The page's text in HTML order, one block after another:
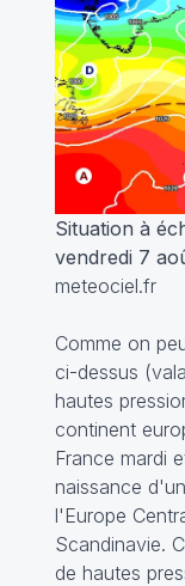
Situation à
vendredi 7
meteociel.fr
Comme on
ci-dessus
hautes
continent
France mardi
naissance
l'Europe
Scandinavie.
de hautes